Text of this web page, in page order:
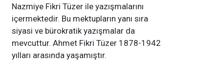
Nazmiye Fikri Tüzer ile yazışmalarını
içermektedir. Bu mektupların yanı sıra
siyasi ve bürokratik yazışmalar da
mevcuttur. Ahmet Fikri Tüzer 1878-1942
yılları arasında yaşamıştır.